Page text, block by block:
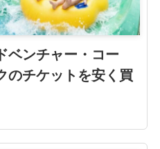
ベンチャー・コー
のチケットを安く買